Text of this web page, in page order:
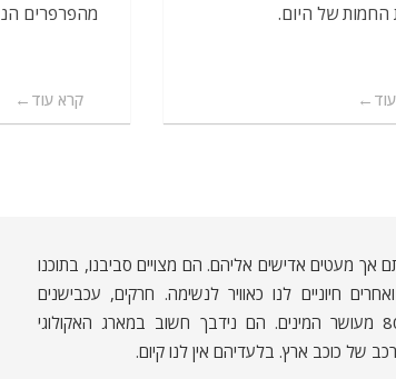
מהפרפרים
קרא עוד
החמות של היום.
אך מעטים אדישים אליהם. הם מצויים סביבנו, בתוכנו
חיוניים לנו כאוויר לנשימה. חרקים, עכבישנים
ופרוקי־רגליים אחרים מהווים כ־80% מעושר המינים. הם נידבך חשוב במארג האקולוגי
של כוכב ארץ. בלעדיהם אין לנו קיום.